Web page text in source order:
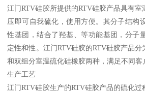
江门RTV硅胶所提供的RTV硅胶产品具有
压即可自我硫化，使用方便。其分子结构
性基团，结合了羟基、等功能基团，分子
定性和性。江门RTV硅胶的RTV硅胶产品
和双组分室温硫化硅橡胶两种，满足不同客
生产工艺
江门RTV硅胶生产的RTV硅胶产品的硫化